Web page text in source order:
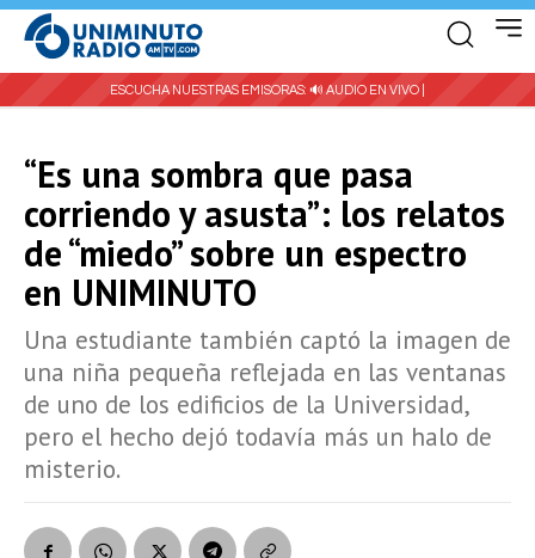
ESCUCHA NUESTRAS EMISORAS: 🔊 AUDIO EN VIVO |
“Es una sombra que pasa
corriendo y asusta”: los relatos
de “miedo” sobre un espectro
en UNIMINUTO
Una estudiante también captó la imagen de
una niña pequeña reflejada en las ventanas
de uno de los edificios de la Universidad,
pero el hecho dejó todavía más un halo de
misterio.